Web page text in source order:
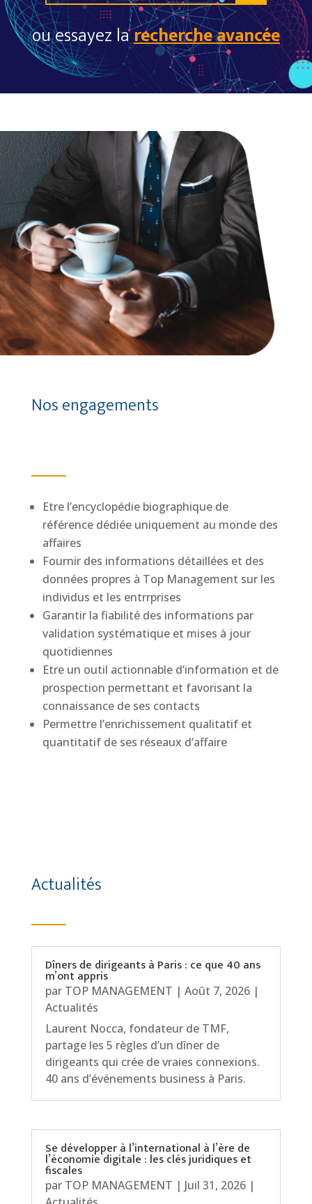
ou essayez larecherche avancée
Nos engagements
Etre l’encyclopédie biographique de
référence dédiée uniquement au monde des
affaires
Fournir des informations détaillées et des
données propres à Top Management sur les
individus et les entrrprises
Garantir la fiabilité des informations par
validation systématique et mises à jour
quotidiennes
Etre un outil actionnable d’information et de
prospection permettant et favorisant la
connaissance de ses contacts
Permettre l’enrichissement qualitatif et
quantitatif de ses réseaux d’affaire
Actualités
Dîners de dirigeants à Paris : ce que 40 ans
m’ont appris
par TOP MANAGEMENT | Août 7, 2026|
Actualités
Laurent Nocca, fondateur de TMF,
partage les 5 règles d’un dîner de
dirigeants qui crée de vraies connexions.
40 ans d’événements business à Paris.
Se développer à l’international à l’ère de
l’économie digitale : les clés juridiques et
fiscales
par TOP MANAGEMENT | Juil 31, 2026|